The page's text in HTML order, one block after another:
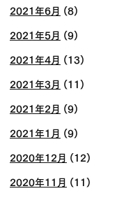
2021年6月 (8)
2021年5月 (9)
2021年4月 (13)
2021年3月 (11)
2021年2月 (9)
2021年1月 (9)
2020年12月 (12)
2020年11月 (11)